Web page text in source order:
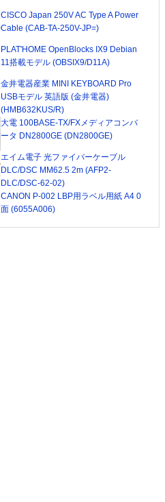
CISCO Japan 250V AC Type A Power
Cable (CAB-TA-250V-JP=)
PLAT'HOME OpenBlocks IX9 Debian
11搭載モデル (OBSIX9/D11A)
金井電器産業 MINI KEYBOARD Pro
USBモデル 英語版 (金井電器)
(HMB632KUS/R)
大電 100BASE-TX/FXメディアコンバ
ータ DN2800GE (DN2800GE)
エイム電子 光ファイバーケーブル
DLC/DSC MM62.5 2m (AFP2-
DLC/DSC-62-02)
CANON P-002 LBP用ラベル用紙 A4 0
面 (6055A006)